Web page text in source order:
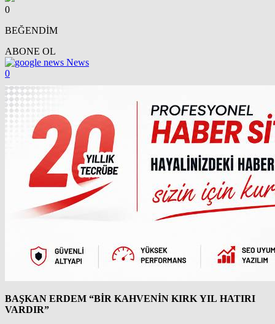
0
BEĞENDİM
ABONE OL
News
0
BAŞKAN ERDEM “BİR KAHVENİN KIRK YIL HATIRI
VARDIR”